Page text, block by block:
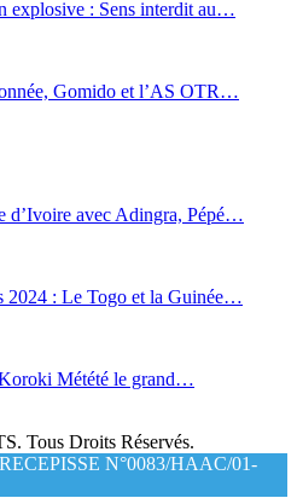
explosive : Sens interdit au…
Gomido et l’AS OTR…
d’Ivoire avec Adingra, Pépé…
2024 : Le Togo et la Guinée…
Métété le grand…
Tous Droits Réservés.
N°0083/HAAC/01-